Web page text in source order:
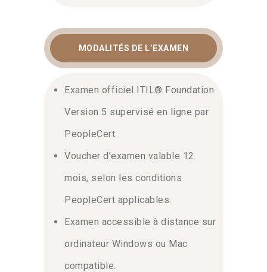
MODALITÉS DE L’EXAMEN
Examen officiel ITIL® Foundation
Version 5 supervisé en ligne par
PeopleCert.
Voucher d’examen valable 12
mois, selon les conditions
PeopleCert applicables.
Examen accessible à distance sur
ordinateur Windows ou Mac
compatible.